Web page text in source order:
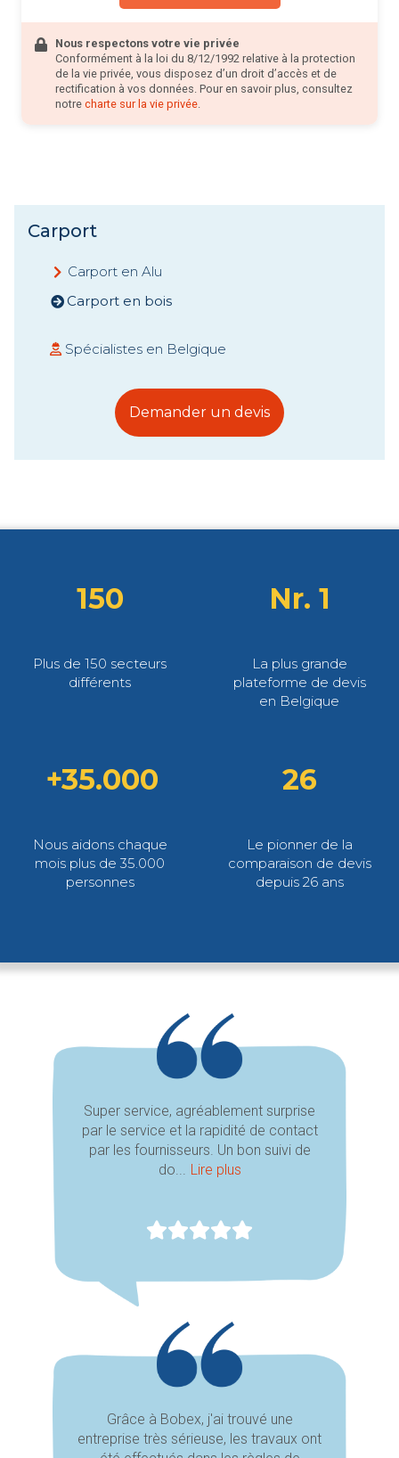
Nous respectons votre vie privée
Conformément à la loi du 8/12/1992 relative à la protection
de la vie privée, vous disposez d’un droit d’accès et de
rectification à vos données. Pour en savoir plus, consultez
notre charte sur la vie privée.
Carport
Carport en Alu
Carport en bois
Spécialistes en Belgique
Demander un devis
150
Plus de 150 secteurs
différents
Nr. 1
La plus grande
plateforme de devis
en Belgique
+35.000
Nous aidons chaque
mois plus de 35.000
personnes
26
Le pionner de la
comparaison de devis
depuis 26 ans
Super service, agréablement surprise
par le service et la rapidité de contact
par les fournisseurs. Un bon suivi de
do... Lire plus
Grâce à Bobex, j'ai trouvé une
entreprise très sérieuse, les travaux ont